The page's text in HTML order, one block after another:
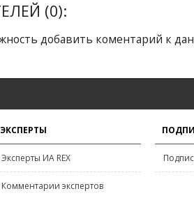
(0):
добавить коментарий к
ЭКСПЕРТЫ
Эксперты ИА REX
Комментарии экспертов